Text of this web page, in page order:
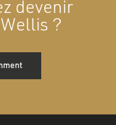
devenir
?